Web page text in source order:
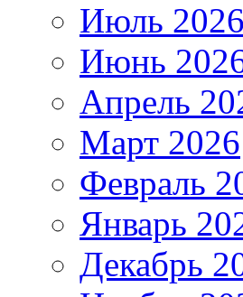
Июль 2026
Июнь
Апрель
Март 2026
Февраль
Январь
Декабрь